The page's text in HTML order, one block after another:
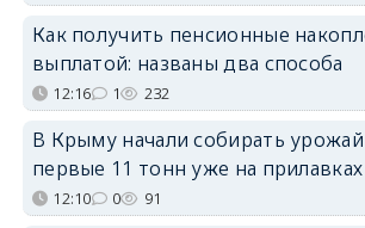
Как получить пенсионные
выплатой: названы два способа
12:16 1 232
В Крыму начали собирать
первые 11 тонн уже на прилавках
12:10 0 91